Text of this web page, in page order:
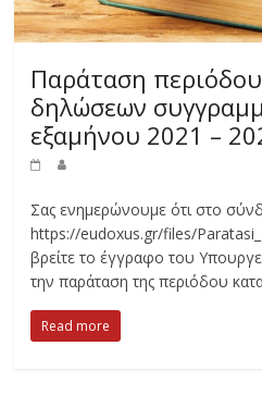
Παράταση
δηλώσεων
εξαμήνου 2021 –
Σας ενημερώνουμε ότι στο
https://eudoxus.gr/files/
βρείτε το έγγραφο του
την παράταση της περιόδου
Read more